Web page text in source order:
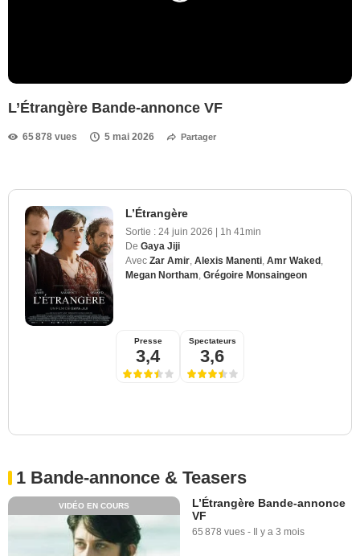
L’Étrangère Bande-annonce VF
65 878 vues 5 mai 2026 Partager
L’Étrangère
Sortie : 24 juin 2026 | 1h 41min
De Gaya Jiji
Avec Zar Amir Alexis Manenti Amr Waked
Megan Northam Grégoire Monsaingeon
Presse
3,4
Spectateurs
3,6
1 Bande-annonce & Teasers
VIDÉO EN COURS
L’Étrangère Bande-annonce
VF
65 878 vues - Il y a 3 mois